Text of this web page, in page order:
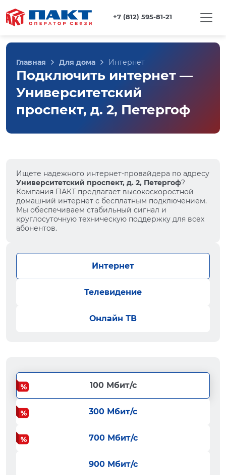
+7 (812) 595-81-21
Главная Для дома Интернет
Подключить интернет —
Университетский
проспект, д. 2, Петергоф
Ищете надежного интернет-провайдера по адресу
Университетский проспект, д. 2, Петергоф?
Компания ПАКТ предлагает высокоскоростной
домашний интернет с бесплатным подключением.
Мы обеспечиваем стабильный сигнал и
круглосуточную техническую поддержку для всех
абонентов.
Интернет
Телевидение
Онлайн ТВ
100 Мбит/с
300 Мбит/с
700 Мбит/с
900 Мбит/с